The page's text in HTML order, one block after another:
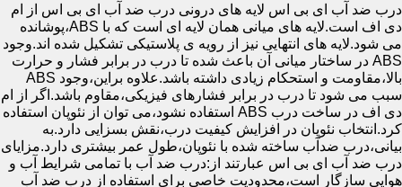
درب ضد آب ای بی اس لایه های درونی درب ضد آب ای بی اس از ام
دی اف است.لایه های میانی همان لایه ای است که با ABS،پوشانده
می شود.لایه های انتهایی نیز از رویه ی پلاستیکی تشکیل شده اند.وجود
ABS در ساختار میانی آن باعث شده تا درب در برابر فشار و حرارت
بالا،مقاومت و استحکام زیادی داشته باشد.علاوه براین،وجود ABS
سبب می شود تا درب در برابر فشارهای فیزیکی،مقاوم باشد.اگر از ام
دی اف در ساخت درب ABS استفاده نشود،می توان از نئوپان استفاده
کرد.انتخاب نئوپان در افزایش کیفیت درب،نقش بسزایی دارد.به
بیانی،درب ضدآب ساخته شده با نئوپان،طول عمر بیشتری دارد.مزایای
درب ضد آب ای بی اس عبارتند از:درب ضد آب با تمامی شرایط آب و
هوایی سازگار است،محدودیت خاصی برای استفاده از درب ضد آب